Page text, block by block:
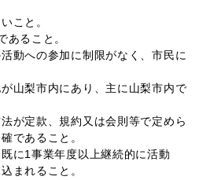
こと。
あること。
動への参加に制限がなく、市民に
山梨市内にあり、主に山梨市内で
が定款、規約又は会則等で定めら
であること。
に1事業年度以上継続的に活動
まれること。